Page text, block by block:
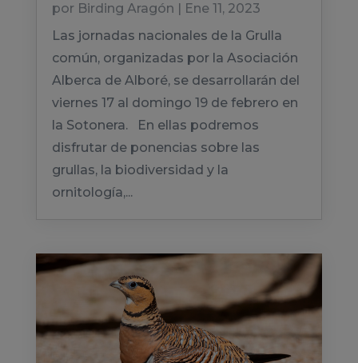
por Birding Aragón
Ene 11, 2023
Las jornadas nacionales de la Grulla
común, organizadas por la Asociación
Alberca de Alboré, se desarrollarán del
viernes 17 al domingo 19 de febrero en
la Sotonera. En ellas podremos
disfrutar de ponencias sobre las
grullas, la biodiversidad y la
ornitología,...